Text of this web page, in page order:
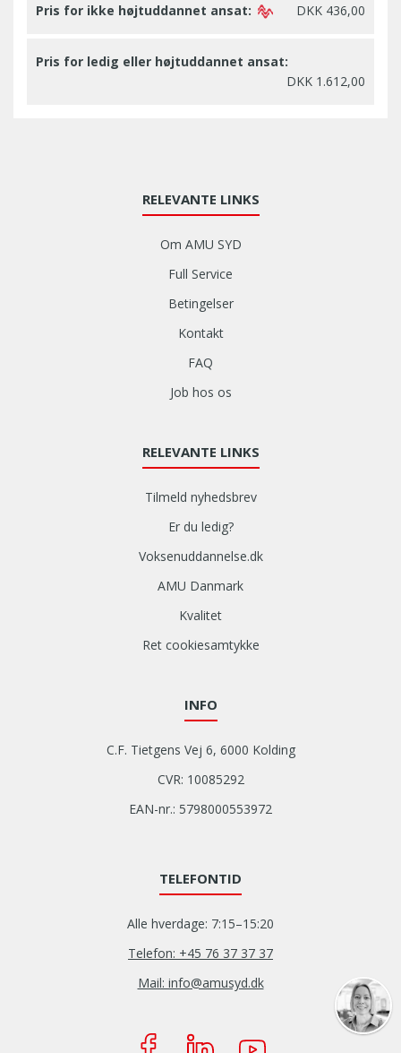
Pris for ikke højtuddannet ansat: DKK 436,00
Pris for ledig eller højtuddannet ansat:
DKK 1.612,00
RELEVANTE LINKS
Om AMU SYD
Full Service
Betingelser
Kontakt
FAQ
Job hos os
RELEVANTE LINKS
Tilmeld nyhedsbrev
Er du ledig?
Voksenuddannelse.dk
AMU Danmark
Kvalitet
Ret cookiesamtykke
INFO
C.F. Tietgens Vej 6, 6000 Kolding
CVR: 10085292
EAN-nr.: 5798000553972
TELEFONTID
Alle hverdage: 7:15–15:20
Telefon: +45 76 37 37 37
Mail: info@amusyd.dk